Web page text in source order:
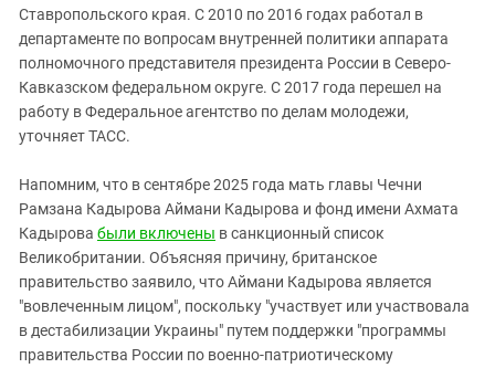
Ставропольского края. С 2010 по 2016 годах работал в
департаменте по вопросам внутренней политики аппарата
полномочного представителя президента России в Северо-
Кавказском федеральном округе. С 2017 года перешел на
работу в Федеральное агентство по делам молодежи,
уточняет ТАСС.
Напомним, что в сентябре 2025 года мать главы Чечни
Рамзана Кадырова Аймани Кадырова и фонд имени Ахмата
Кадырова были включены в санкционный список
Великобритании. Объясняя причину, британское
правительство заявило, что Аймани Кадырова является
"вовлеченным лицом", поскольку "участвует или участвовала
в дестабилизации Украины" путем поддержки "программы
правительства России по военно-патриотическому